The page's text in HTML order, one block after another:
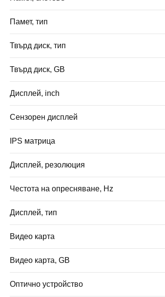
Памет, тип
Твърд диск, тип
Твърд диск, GB
Дисплей, inch
Сензорен дисплей
IPS матрица
Дисплей, резолюция
Честота на опресняване, Hz
Дисплей, тип
Видео карта
Видео карта, GB
Оптично устройство